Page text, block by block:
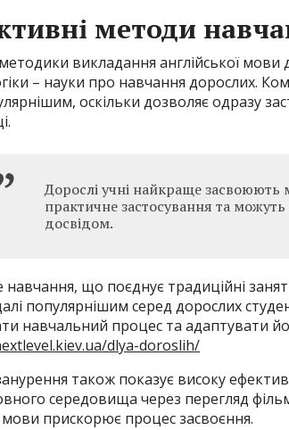
методи
методики викладання англійської
– науки про навчання дорослих.
оскільки дозволяє одразу
Дорослі учні найкраще засвоюють
практичне застосування та
досвідом.
навчання, що поєднує традиційні
популярнішим серед дорослих
навчальний процес та адаптувати
dlya-doroslih/
також показує високу
середовища через перегляд
мови прискорює процес засвоєння.